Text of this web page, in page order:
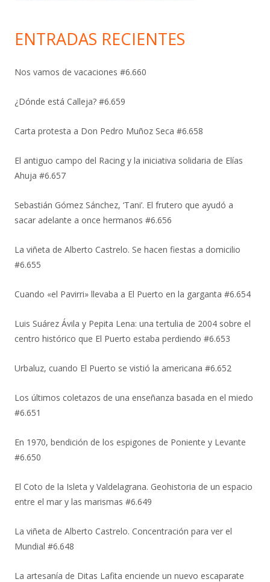
ENTRADAS RECIENTES
Nos vamos de vacaciones #6.660
¿Dónde está Calleja? #6.659
Carta protesta a Don Pedro Muñoz Seca #6.658
El antiguo campo del Racing y la iniciativa solidaria de Elías
Ahuja #6.657
Sebastián Gómez Sánchez, ‘Tani’. El frutero que ayudó a
sacar adelante a once hermanos #6.656
La viñeta de Alberto Castrelo. Se hacen fiestas a domicilio
#6.655
Cuando «el Pavirri» llevaba a El Puerto en la garganta #6.654
Luis Suárez Ávila y Pepita Lena: una tertulia de 2004 sobre el
centro histórico que El Puerto estaba perdiendo #6.653
Urbaluz, cuando El Puerto se vistió la americana #6.652
Los últimos coletazos de una enseñanza basada en el miedo
#6.651
En 1970, bendición de los espigones de Poniente y Levante
#6.650
El Coto de la Isleta y Valdelagrana. Geohistoria de un espacio
entre el mar y las marismas #6.649
La viñeta de Alberto Castrelo. Concentración para ver el
Mundial #6.648
La artesanía de Ditas Lafita enciende un nuevo escaparate